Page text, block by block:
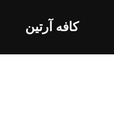
کافه آرتین